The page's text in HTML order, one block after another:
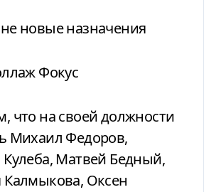
новые назначения
Фокус
что на своей должности
Михаил Федоров,
Кулеба, Матвей Бедный,
Калмыкова, Оксен